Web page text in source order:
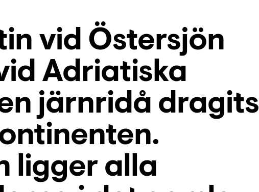
vid Östersjön
Adriatiska
järnridå dragits
ligger alla